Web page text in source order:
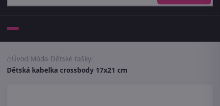
Úvod Móda Dětské tašky
Dětská kabelka crossbody 17x21 cm